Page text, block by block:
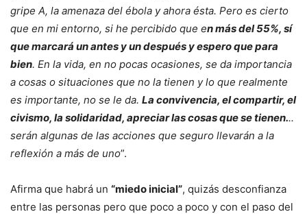
gripe A, la amenaza del ébola y ahora ésta. Pero es cierto
que en mi entorno, si he percibido que en más del 55%, sí
que marcará un antes y un después y espero que para
bien. En la vida, en no pocas ocasiones, se da importancia
a cosas o situaciones que no la tienen y lo que realmente
es importante, no se le da. La convivencia, el compartir, el
civismo, la solidaridad, apreciar las cosas que se tienen...
serán algunas de las acciones que seguro llevarán a la
reflexión a más de uno”.
Afirma que habrá un “miedo inicial”, quizás desconfianza
entre las personas pero que poco a poco y con el paso del